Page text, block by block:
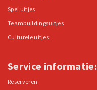
Spel uitjes
Teambuildingsuitjes
Culturele uitjes
Service informatie:
Reserveren